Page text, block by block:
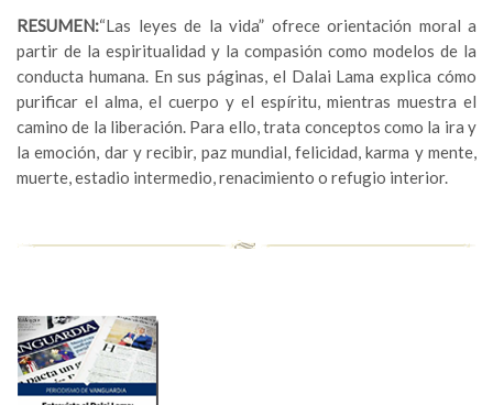
RESUMEN:“Las leyes de la vida” ofrece orientación moral a
partir de la espiritualidad y la compasión como modelos de la
conducta humana. En sus páginas, el Dalai Lama explica cómo
purificar el alma, el cuerpo y el espíritu, mientras muestra el
camino de la liberación. Para ello, trata conceptos como la ira y
la emoción, dar y recibir, paz mundial, felicidad, karma y mente,
muerte, estadio intermedio, renacimiento o refugio interior.